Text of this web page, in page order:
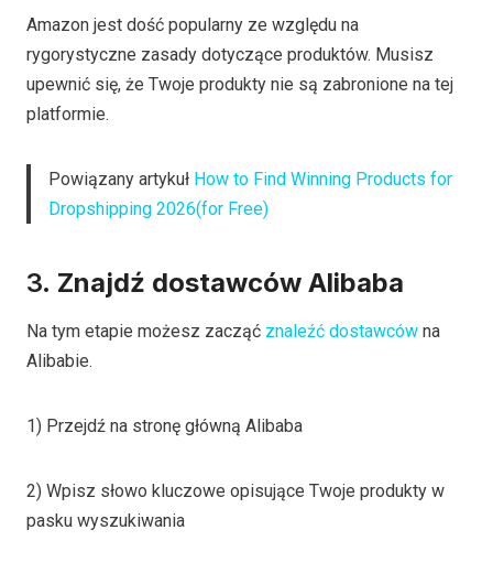
Amazon jest dość popularny ze względu na
rygorystyczne zasady dotyczące produktów. Musisz
upewnić się, że Twoje produkty nie są zabronione na tej
platformie.
Powiązany artykuł How to Find Winning Products for
Dropshipping 2026(for Free)
3. Znajdź dostawców Alibaba
Na tym etapie możesz zacząć znaleźć dostawców na
Alibabie.
1) Przejdź na stronę główną Alibaba
2) Wpisz słowo kluczowe opisujące Twoje produkty w
pasku wyszukiwania